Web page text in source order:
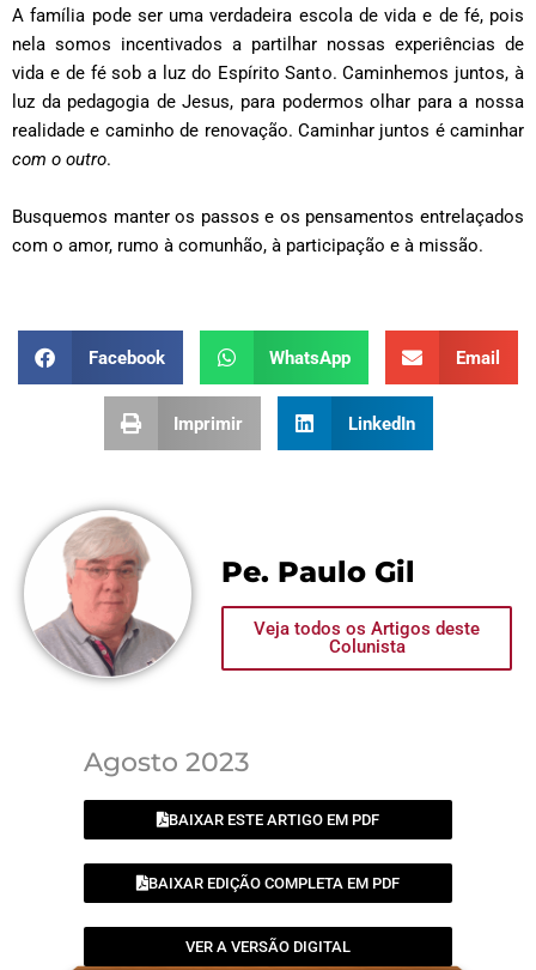
A família pode ser uma verdadeira escola de vida e de fé, pois
nela somos incentivados a partilhar nossas experiências de
vida e de fé sob a luz do Espírito Santo. Caminhemos juntos, à
luz da pedagogia de Jesus, para podermos olhar para a nossa
realidade e caminho de renovação. Caminhar juntos é caminhar
com o outro.
Busquemos manter os passos e os pensamentos entrelaçados
com o amor, rumo à comunhão, à participação e à missão.
Facebook WhatsApp Email
Imprimir LinkedIn
Pe. Paulo Gil
Veja todos os Artigos deste
Colunista
Agosto 2023
BAIXAR ESTE ARTIGO EM PDF
BAIXAR EDIÇÃO COMPLETA EM PDF
VER A VERSÃO DIGITAL